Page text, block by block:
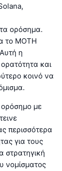
ορόσημα.
το MOTH
η
και
κοινό να
ορόσημο με
περισσότερα
για τους
στρατηγική
νομίσματος